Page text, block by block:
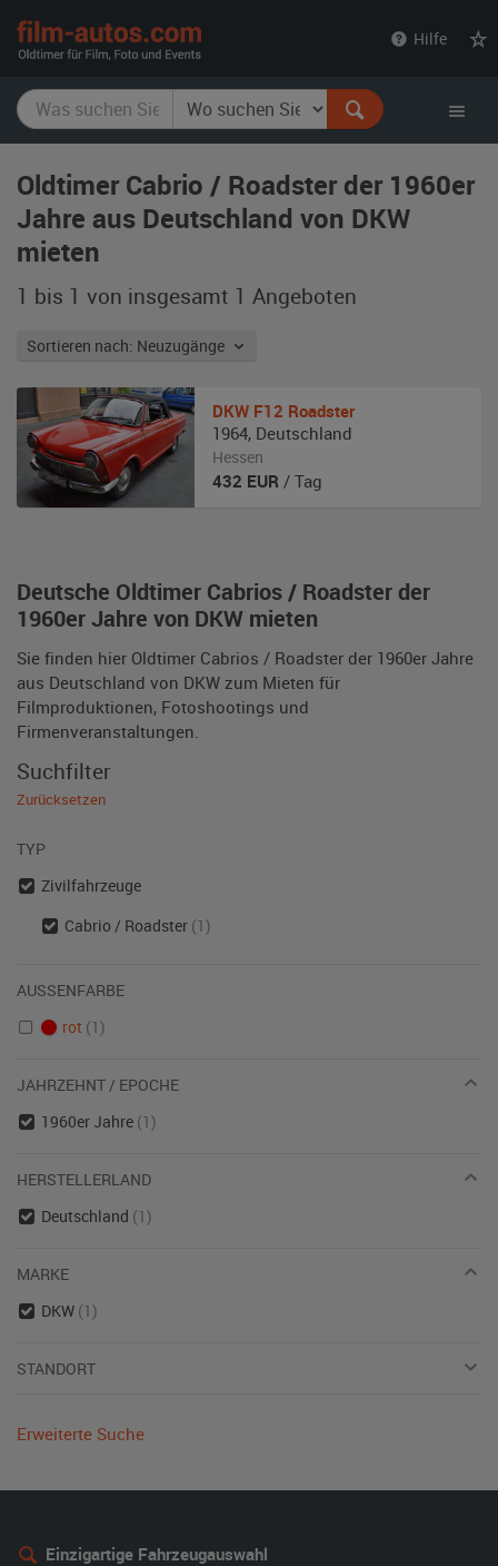
Hilfe
Oldtimer Cabrio / Roadster der 1960er
Jahre aus Deutschland von DKW
mieten
1 bis 1 von insgesamt 1 Angeboten
Sortieren nach: Neuzugänge
Deutsche Oldtimer Cabrios / Roadster der
1960er Jahre von DKW mieten
Sie finden hier Oldtimer Cabrios / Roadster der 1960er Jahre
aus Deutschland von DKW zum Mieten für
Filmproduktionen, Fotoshootings und
Firmenveranstaltungen.
DKW F12 Roadster
1964, Deutschland
Hessen
432 EUR / Tag
Suchfilter
Zurücksetzen
TYP
Zivilfahrzeuge
Cabrio / Roadster (1)
AUSSENFARBE
rot (1)
JAHRZEHNT / EPOCHE
1960er Jahre (1)
HERSTELLERLAND
Deutschland (1)
MARKE
DKW (1)
STANDORT
Erweiterte Suche
Einzigartige Fahrzeugauswahl